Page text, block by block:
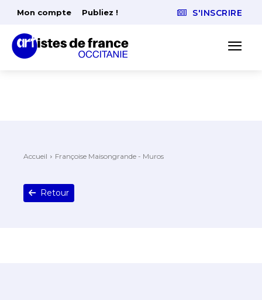
Mon compte Publiez ! S'INSCRIRE
Accueil Françoise Maisongrande - Muros
Retour